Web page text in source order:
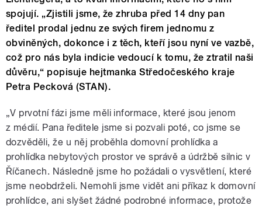
spojují. „Zjistili jsme, že zhruba před 14 dny pan
ředitel prodal jednu ze svých firem jednomu z
obviněných, dokonce i z těch, kteří jsou nyní ve vazbě,
což pro nás byla indicie vedoucí k tomu, že ztratil naši
důvěru,“ popisuje hejtmanka Středočeského kraje
Petra Pecková (STAN).
„V prvotní fázi jsme měli informace, které jsou jenom
z médií. Pana ředitele jsme si pozvali poté, co jsme se
dozvěděli, že u něj proběhla domovní prohlídka a
prohlídka nebytových prostor ve správě a údržbě silnic v
Říčanech. Následně jsme ho požádali o vysvětlení, které
jsme neobdrželi. Nemohli jsme vidět ani příkaz k domovní
prohlídce, ani slyšet žádné podrobné informace, protože